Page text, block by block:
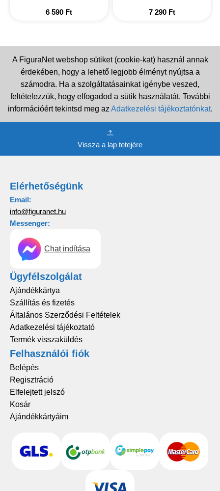
6 590 Ft
7 290 Ft
A FiguraNet webshop sütiket (cookie-kat) használ annak
érdekében, hogy a lehető legjobb élményt nyújtsa a
számodra. Ha a szolgáltatásainkat igénybe veszed,
feltételezzük, hogy elfogadod a sütik használatát. További
információért tekintsd meg az Adatkezelési tájékoztatónkat.
Vissza a lap tetejére
Elérhetőségünk
Email:
info@figuranet.hu
Messenger:
Chat indítása
Ügyfélszolgálat
Ajándékkártya
Szállítás és fizetés
Általános Szerződési Feltételek
Adatkezelési tájékoztató
Termék visszaküldés
Felhasználói fiók
Belépés
Regisztráció
Elfelejtett jelszó
Kosár
Ajándékkártyáim